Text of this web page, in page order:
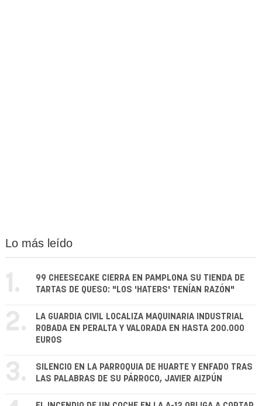
Lo más leído
1.
99 CHEESECAKE CIERRA EN PAMPLONA SU TIENDA DE
TARTAS DE QUESO: "LOS 'HATERS' TENÍAN RAZÓN"
2.
LA GUARDIA CIVIL LOCALIZA MAQUINARIA INDUSTRIAL
ROBADA EN PERALTA Y VALORADA EN HASTA 200.000
EUROS
3.
SILENCIO EN LA PARROQUIA DE HUARTE Y ENFADO TRAS
LAS PALABRAS DE SU PÁRROCO, JAVIER AIZPÚN